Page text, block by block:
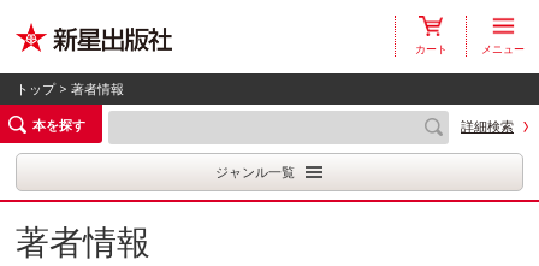
カート メニュー
トップ> 著者情報
本を探す
詳細検索
ジャンル一覧
著者情報